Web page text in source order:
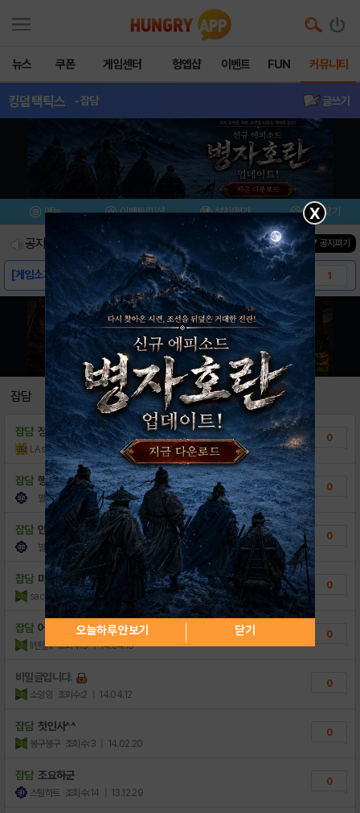
뉴스 쿠폰 게임센터 헝앱샵 이벤트 FUN 커뮤니티
킹덤택틱스 - 잡담 글쓰기
메뉴 이벤트/미션 설치/평가 즐겨찾기
공지사항 진행중인 이벤트0건 ▼ 공지펴기
[게임소개]-킹덤택틱스 1
[스크린샷]-킹덤택틱스
[동영상]-킹덤택틱스
[다운로드 링크]-킹덤택틱스 0
잡담
잡담 정말 힘든거구나
LAsahi 조회수:19 | 18.11.27
0
잡담 행복한 하루 보내세요 ㅎㅎ
별 조회수:12 | 14.10.31
0
잡담 안녕하세요~
별 조회수:6 | 14.10.31
0
잡담 마지막글이 4월...
sacrament 조회수:10 | 14.10.01
0
잡담 어떤게임일지?
li텐플il 조회수:5 | 14.04.13
0
비밀글입니다.
소잉잉 조회수:2 | 14.04.12
0
잡담 첫인사^^
봉구봉구 조회수:3 | 14.02.20
0
잡담 조요하군
스틸하트 조회수:14 | 13.12.29
0
X
오늘하루 안보기 닫기